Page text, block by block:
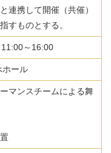
連携して開催（共催）
すものとする。
～16:00
ホール
マンスチームによる舞